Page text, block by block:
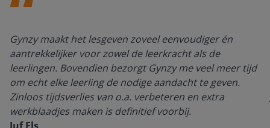
Gynzy maakt het lesgeven zoveel eenvoudiger én
aantrekkelijker voor zowel de leerkracht als de
leerlingen. Bovendien bezorgt Gynzy me veel meer tijd
om echt elke leerling de nodige aandacht te geven.
Zinloos tijdsverlies van o.a. verbeteren en extra
werkblaadjes maken is definitief voorbij.
Juf Els